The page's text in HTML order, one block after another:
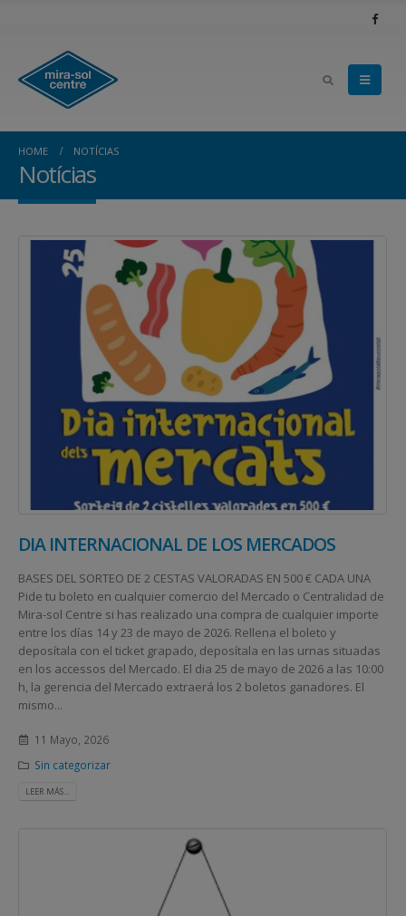
HOME NOTÍCIAS
Notícias
DIA INTERNACIONAL DE LOS MERCADOS
BASES DEL SORTEO DE 2 CESTAS VALORADAS EN 500 € CADA UNA
Pide tu boleto en cualquier comercio del Mercado o Centralidad de
Mira-sol Centre si has realizado una compra de cualquier importe
entre los días 14 y 23 de mayo de 2026. Rellena el boleto y
deposítala con el ticket grapado, deposítala en las urnas situadas
en los accessos del Mercado. El dia 25 de mayo de 2026 a las 10:00
h, la gerencia del Mercado extraerá los 2 boletos ganadores. El
mismo...
11 Mayo, 2026
Sin categorizar
LEER MÁS...